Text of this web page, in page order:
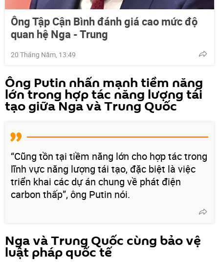
Ông Tập Cận Bình đánh giá cao mức độ
quan hệ Nga - Trung
20 Tháng Năm, 13:49
Ông Putin nhấn mạnh tiềm năng
lớn trong hợp tác năng lượng tái
tạo giữa Nga và Trung Quốc
“Cũng tồn tại tiềm năng lớn cho hợp tác trong
lĩnh vực năng lượng tái tạo, đặc biệt là việc
triển khai các dự án chung về phát điện
carbon thấp”, ông Putin nói.
Nga và Trung Quốc cùng bảo vệ
luật pháp quốc tế